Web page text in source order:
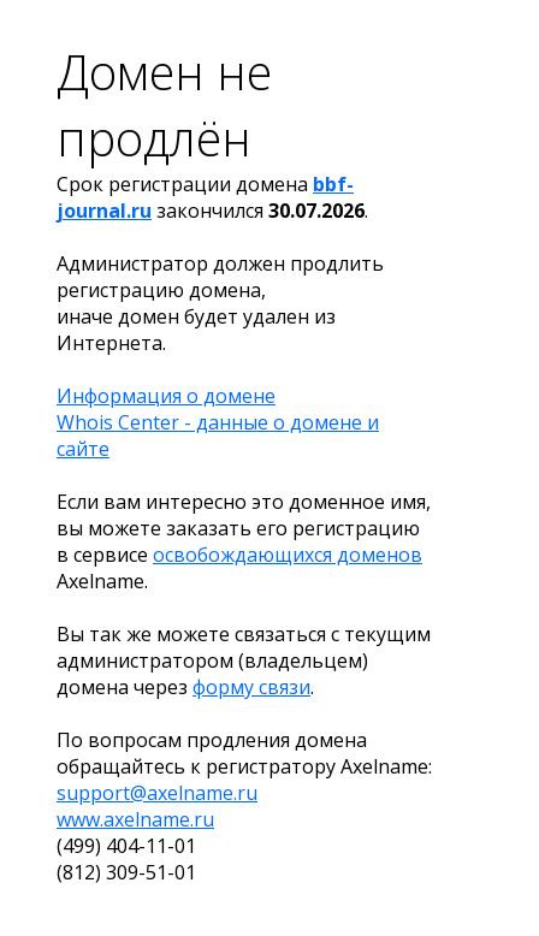
Домен не
продлён
Срок регистрации домена bbf-
journal.ru закончился 30.07.2026.
Администратор должен продлить
регистрацию домена,
иначе домен будет удален из
Интернета.
Информация о домене
Whois Center - данные о домене и
сайте
Если вам интересно это доменное имя,
вы можете заказать его регистрацию
в сервисе освобождающихся доменов
Axelname.
Вы так же можете связаться с текущим
администратором (владельцем)
домена через форму связи.
По вопросам продления домена
обращайтесь к регистратору Axelname:
support@axelname.ru
www.axelname.ru
(499) 404-11-01
(812) 309-51-01